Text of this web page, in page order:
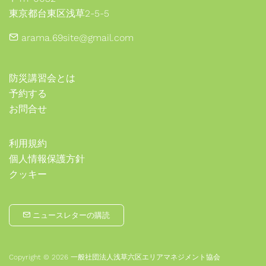
東京都台東区浅草2-5-5
arama.69site@gmail.com
防災講習会とは
予約する
お問合せ
利用規約
個人情報保護方針
クッキー
ニュースレターの購読
Copyright © 2026 一般社団法人浅草六区エリアマネジメント協会